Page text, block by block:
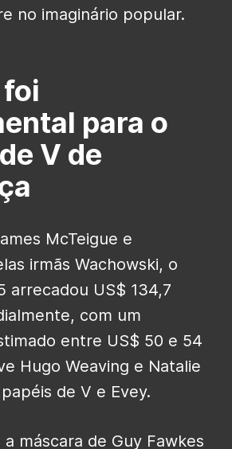
no imaginário popular.
para o
V de
McTeigue e
irmãs Wachowski, o
arrecadou US$ 134,7
com um
entre US$ 50 e 54
Hugo Weaving e Natalie
de V e Evey.
máscara de Guy Fawkes